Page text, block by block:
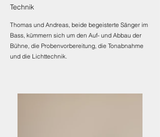
Technik
Thomas und Andreas, beide begeisterte Sänger im
Bass, kümmern sich um den Auf- und Abbau der
Bühne, die Probenvorbereitung, die Tonabnahme
und die Lichttechnik.